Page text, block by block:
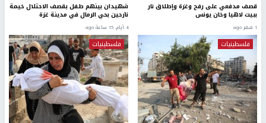
قصف مدفعي على رفح وغزة وإطلاق نار
ببيت لاهيا وخان يونس
1 شهر ago
شهيدان بينهم طفل بقصف الاحتلال خيمة
نازحين بحي الرمال في مدينة غزة
4 أيام، 15 ساعة ago
فلسطينيات فلسطينيات